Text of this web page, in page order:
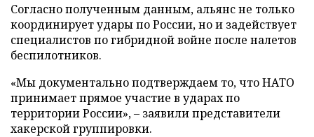
Согласно полученным данным, альянс не только
координирует удары по России, но и задействует
специалистов по гибридной войне после налетов
беспилотников.
«Мы документально подтверждаем то, что НАТО
принимает прямое участие в ударах по
территории России», – заявили представители
хакерской группировки.